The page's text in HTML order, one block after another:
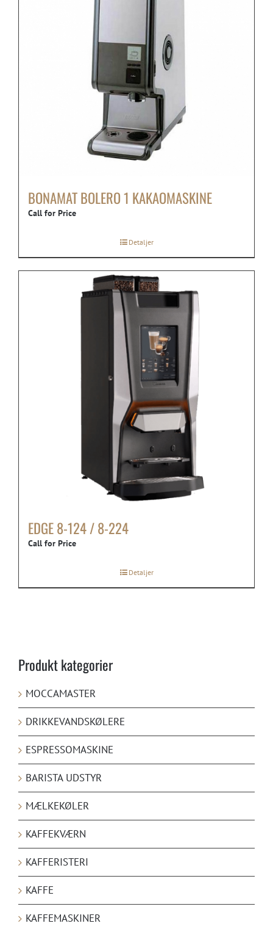
BONAMAT BOLERO 1 KAKAOMASKINE
Call for Price
Detaljer
EDGE 8-124 / 8-224
Call for Price
Detaljer
Produkt kategorier
MOCCAMASTER
DRIKKEVANDSKØLERE
ESPRESSOMASKINE
BARISTA UDSTYR
MÆLKEKØLER
KAFFEKVÆRN
KAFFERISTERI
KAFFE
KAFFEMASKINER